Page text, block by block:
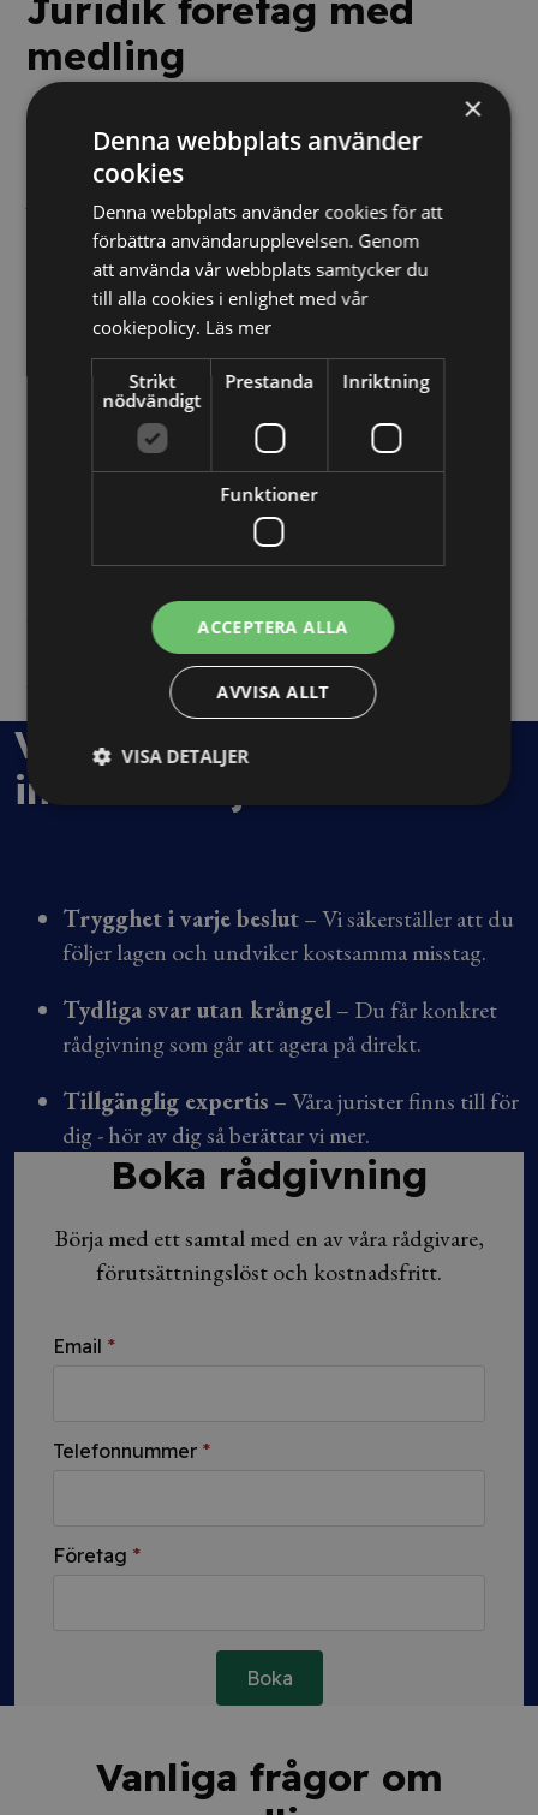
Juridik företag med
medling
Allt om Juridik hjälper företag med tvistelösning
ett affärsmässigt och kostnadseffektivt sätt. Våra
och som neutrala medlare i pågående konflikter.
Vi hjälper till att:
Förbereda parter inför medling
Analysera juridiska och affärsmässiga risker
Formulera förlikningsavtal
Hitta lösningar som bevarar affärsrelationer
Med vår hjälp kan ni lösa tvisten utan att den
eskalerar – och komma vidare med verksamheten i
stället för att fastna i en konflikt.
Vi hjälper dig med frågor
inom affärsjuridik
Trygghet i varje beslut– Vi säkerställer att du
följer lagen och undviker kostsamma misstag.
Tydliga svar utan krångel– Du får konkret
rådgivning som går att agera på direkt.
Tillgänglig expertis – Våra jurister finns till för
dig - hör av dig så berättar vi mer.
Boka rådgivning
Börja med ett samtal med en av våra rådgivare,
förutsättningslöst och kostnadsfritt.
Email *
Telefonnummer *
Företag *
Boka
Vanliga frågor om
×
Denna webbplats använder
cookies
Denna webbplats använder cookies för att
förbättra användarupplevelsen. Genom
att använda vår webbplats samtycker du
till alla cookies i enlighet med vår
cookiepolicy. Läs mer
Strikt
nödvändigt
Prestanda Inriktning
Funktioner
ACCEPTERA ALLA
AVVISA ALLT
VISA DETALJER